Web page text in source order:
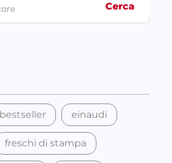
Cerca
bestseller einaudi
freschi di stampa